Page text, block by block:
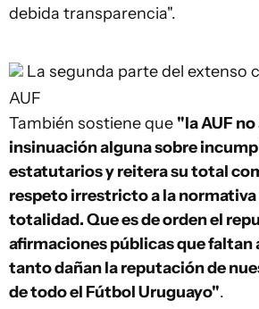
debida transparencia".
La segunda parte del extenso
AUF
También sostiene que "la AUF
insinuación alguna sobre
estatutarios y reitera su total
respeto irrestricto a la normativa
totalidad. Que es de orden el
afirmaciones públicas que faltan
tanto dañan la reputación de
de todo el Fútbol Uruguayo".